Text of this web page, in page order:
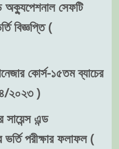
অক্যুপেশনাল সেফটি
বিজ্ঞপ্তি (
কোর্স-১৫তম ব্যাচের
২০২৩ )
এন্ড
পরীক্ষার ফলাফল (